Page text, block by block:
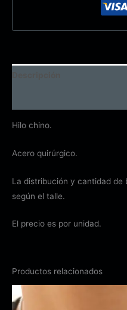
Hilo chino.
Acero quirúrgico.
La distribución y cantidad de
según el talle.
El precio es por unidad.
Productos relacionados